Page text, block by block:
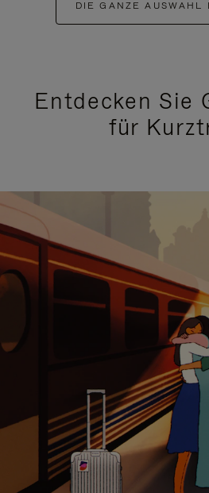
DIE GANZE AUSWAHL
Entdecken Sie
für